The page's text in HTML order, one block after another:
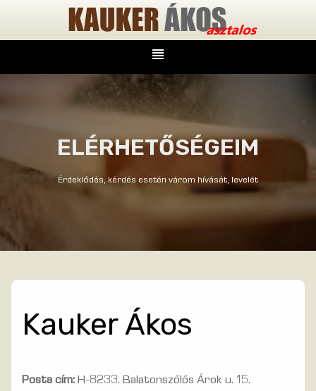
ELÉRHETŐSÉGEIM
Érdeklődés, kérdés esetén várom hívását, levelét
Kauker Ákos
Posta cím: H-8233. Balatonszőlős Árok u. 15.